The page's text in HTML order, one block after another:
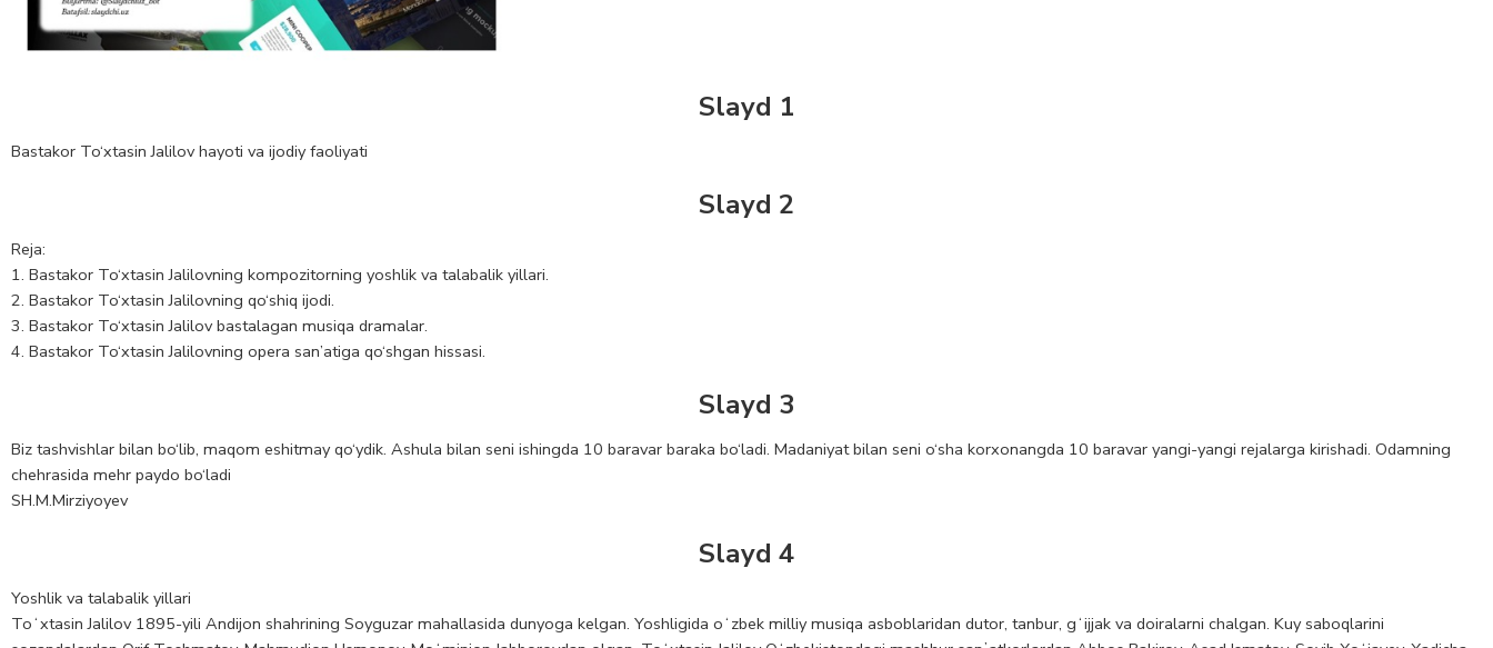
Slayd 1
Bastakor To‘xtasin Jalilov hayoti va ijodiy faoliyati
Slayd 2
Reja:
1. Bastakor To‘xtasin Jalilovning kompozitorning yoshlik va talabalik yillari.
2. Bastakor To‘xtasin Jalilovning qo‘shiq ijodi.
3. Bastakor To‘xtasin Jalilov bastalagan musiqa dramalar.
4. Bastakor To‘xtasin Jalilovning opera san’atiga qo‘shgan hissasi.
Slayd 3
Biz tashvishlar bilan bo‘lib, maqom eshitmay qo‘ydik. Ashula bilan seni ishingda 10 baravar baraka bo‘ladi. Madaniyat bilan seni o‘sha korxonangda 10 baravar yangi-yangi rejalarga kirishadi. Odamning
chehrasida mehr paydo bo‘ladi
SH.M.Mirziyoyev
Slayd 4
Yoshlik va talabalik yillari
Toʻxtasin Jalilov 1895-yili Andijon shahrining Soyguzar mahallasida dunyoga kelgan. Yoshligida oʻzbek milliy musiqa asboblaridan dutor, tanbur, gʻijjak va doiralarni chalgan. Kuy saboqlarini